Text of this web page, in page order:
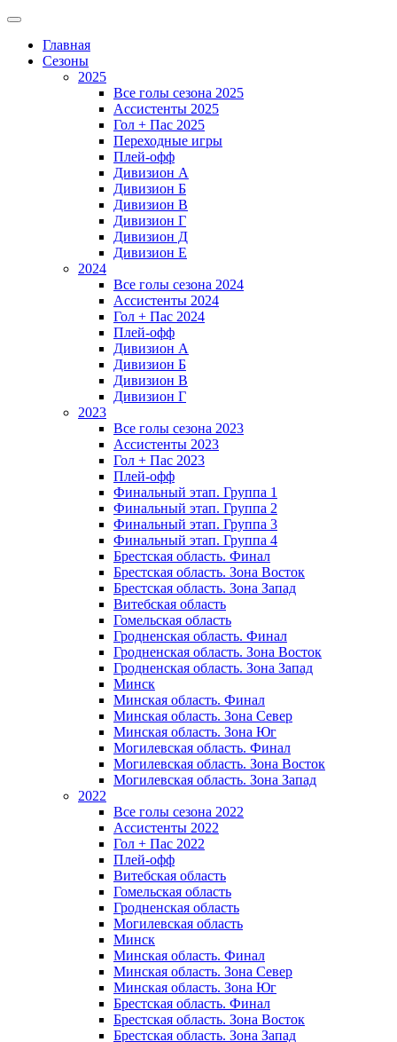
Главная
Сезоны
2025
Все голы сезона 2025
Ассистенты 2025
Гол + Пас 2025
Переходные игры
Плей-офф
Дивизион A
Дивизион Б
Дивизион В
Дивизион Г
Дивизион Д
Дивизион Е
2024
Все голы сезона 2024
Ассистенты 2024
Гол + Пас 2024
Плей-офф
Дивизион A
Дивизион Б
Дивизион В
Дивизион Г
2023
Все голы сезона 2023
Ассистенты 2023
Гол + Пас 2023
Плей-офф
Финальный этап. Группа 1
Финальный этап. Группа 2
Финальный этап. Группа 3
Финальный этап. Группа 4
Брестская область. Финал
Брестская область. Зона Восток
Брестская область. Зона Запад
Витебская область
Гомельская область
Гродненская область. Финал
Гродненская область. Зона Восток
Гродненская область. Зона Запад
Минск
Минская область. Финал
Минская область. Зона Север
Минская область. Зона Юг
Могилевская область. Финал
Могилевская область. Зона Восток
Могилевская область. Зона Запад
2022
Все голы сезона 2022
Ассистенты 2022
Гол + Пас 2022
Плей-офф
Витебская область
Гомельская область
Гродненская область
Могилевская область
Минск
Mинская область. Финал
Минская область. Зона Север
Минская область. Зона Юг
Брестская область. Финал
Брестская область. Зона Восток
Брестская область. Зона Запад